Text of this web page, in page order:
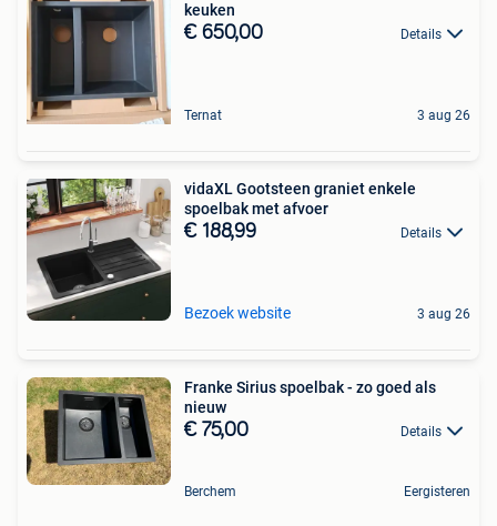
keuken
€ 650,00 Details
Ternat 3 aug 26
vidaXL Gootsteen graniet enkele
spoelbak met afvoer
€ 188,99 Details
Bezoek website 3 aug 26
Franke Sirius spoelbak - zo goed als
nieuw
€ 75,00 Details
Berchem Eergisteren